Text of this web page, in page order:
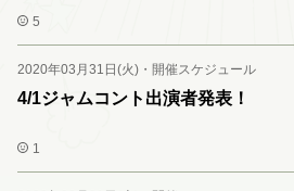
5
2020年03月31日(火) ・ 開催スケジュール
4/1ジャムコント出演者発表！
1